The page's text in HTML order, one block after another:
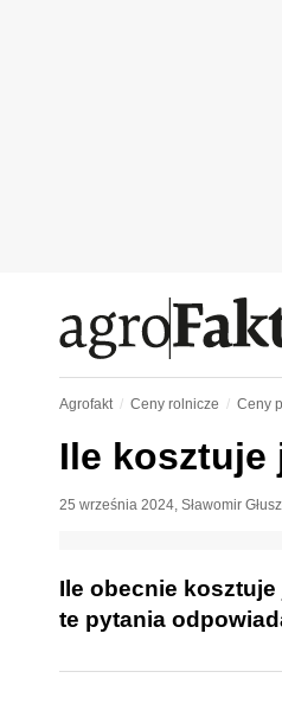
Agrofakt Ceny rolnicze Ceny
Ile kosztuje
25 września 2024, Sławomir
Ile obecnie
te pytania